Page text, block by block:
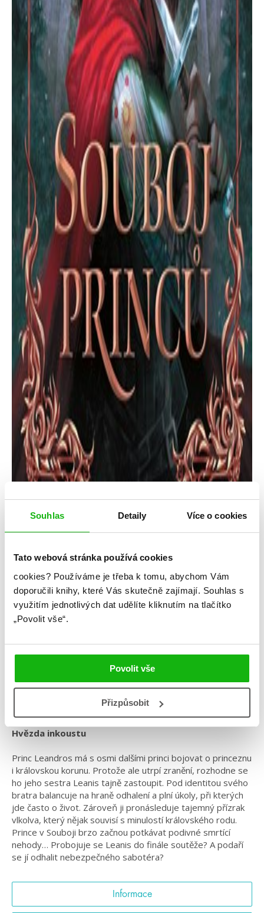
Souhlas Detaily Více o cookies
Tato webová stránka používá cookies
cookies? Používáme je třeba k tomu, abychom Vám
doporučili knihy, které Vás skutečně zajímají. Souhlas s
využitím jednotlivých dat udělíte kliknutím na tlačítko
„Povolit vše“.
Povolit vše
Přizpůsobit
Žánr: Fantasy
Souboj princů
Kristýna Dostálová
#českýdebut #češtíautoři
#království
#kristýnadostálová #soubojprinců #standalone
Akční královská fantasy od vítězky 6. ročníku soutěže
Hvězda inkoustu
Princ Leandros má s osmi dalšími princi bojovat o princeznu
i královskou korunu. Protože ale utrpí zranění, rozhodne se
ho jeho sestra Leanis tajně zastoupit. Pod identitou svého
bratra balancuje na hraně odhalení a plní úkoly, při kterých
jde často o život. Zároveň ji pronásleduje tajemný přízrak
vlkolva, který nějak souvisí s minulostí královského rodu.
Prince v Souboji brzo začnou potkávat podivné smrtící
nehody… Probojuje se Leanis do finále soutěže? A podaří
se jí odhalit nebezpečného sabotéra?
Informace